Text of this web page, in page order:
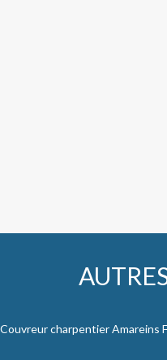
Couvreur charpentier Amareins